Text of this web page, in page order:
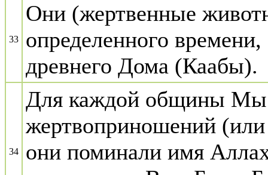
33
Они (жертвенные
определенного
древнего Дома (Каабы).
34
Для каждой общины Мы
жертвоприношений
они поминали имя